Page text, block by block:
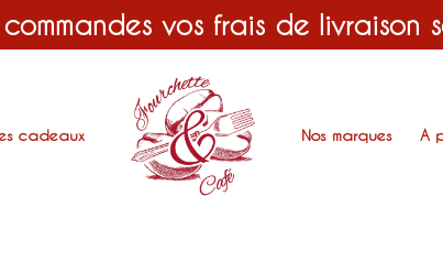
commandes vos frais de livraison
cadeaux Nos marques A